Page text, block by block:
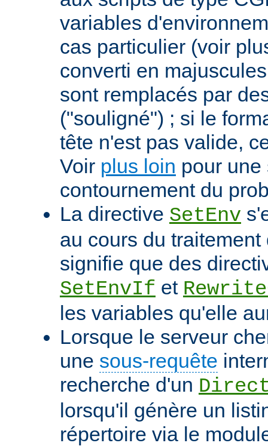
variables
cas particulier (voir
converti en
sont remplacés par
("souligné") ; si le
tête n'est pas valide,
Voir plus loin pour
contournement du
La directive SetEnv
au cours du
signifie que des
SetEnvIf et
les variables qu'elle
Lorsque le serveur
une sous-requête
recherche d'un
lorsqu'il génère un
répertoire via le